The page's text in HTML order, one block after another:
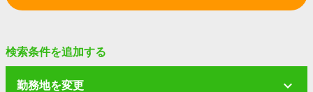
検索条件を追加する
勤務地を変更